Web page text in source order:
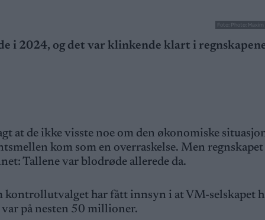
Foto: Photo:
i 2024, og det var klinkende klart i
at de ikke visste noe om den økonomiske
kom som en overraskelse. Men
Tallene var blodrøde allerede da.
kontrollutvalget har fått innsyn i at VM-selskapet
på nesten 50 millioner.